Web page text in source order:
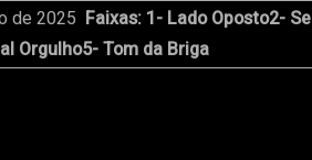
de 2025 Faixas: 1- Lado Oposto2- Se
Orgulho5- Tom da Briga